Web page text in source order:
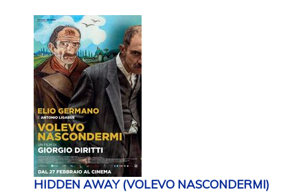
HIDDEN AWAY (VOLEVO NASCONDERMI)